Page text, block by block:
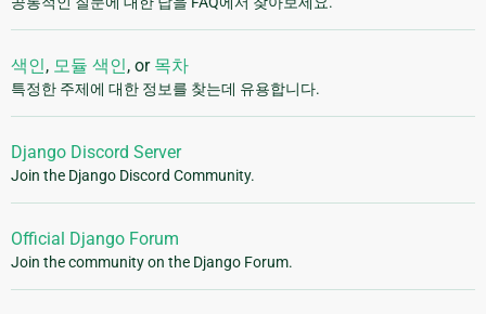
색인, 모듈 색인, or 목차
특정한 주제에 대한 정보를 찾는데 유용합니다.
Django Discord Server
Join the Django Discord Community.
Official Django Forum
Join the community on the Django Forum.